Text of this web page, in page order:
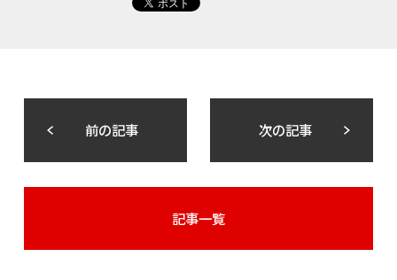
前の記事 次の記事
記事一覧